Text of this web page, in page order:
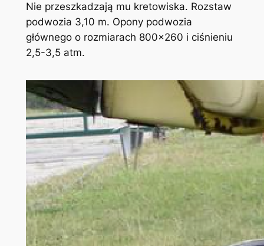
Nie przeszkadzają mu kretowiska. Rozstaw
podwozia 3,10 m. Opony podwozia
głównego o rozmiarach 800×260 i ciśnieniu
2,5-3,5 atm.